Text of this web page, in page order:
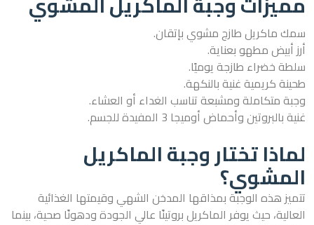
سمك ماكريل طازج مشوي بإتقان.
أرز أبيض مطهو بعناية.
سلطة خضراء طازجة يوميًا.
طحينة كريمية غنية بالنكهة.
وجبة متكاملة ومشبعة تناسب الغداء أو العشاء.
غنية بالبروتين وأحماض أوميجا 3 المفيدة للجسم.
لماذا تختار وجبة الماكريل
المشوي؟
تتميز هذه الوجبة بمذاقها المدخن الشهي وقيمتها الغذائية
العالية، حيث يوفر الماكريل بروتينًا عالي الجودة ودهونًا صحية، بينما